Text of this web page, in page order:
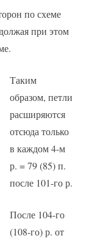
по схеме
при этом
Таким
образом, петли
расширяются
отсюда только
в каждом 4-м
р. = 79 (85) п.
после 101-го р.
После 104-го
(108-го) р. от